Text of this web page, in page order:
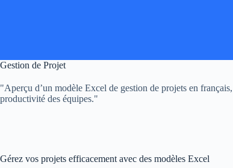
Gestion de Projet
"Aperçu d’un modèle Excel de gestion de projets en
productivité des équipes."
Gérez vos projets efficacement avec des modèles Excel